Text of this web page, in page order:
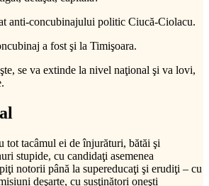
anti-concubinajului politic Ciucă-Ciolacu.
a fost şi la Timişoara.
se va extinde la nivel naţional şi va lovi,
tot tacâmul ei de înjurături, bătăi şi
stupide, cu candidaţi asemenea
notorii până la supereducaţi şi erudiţi – cu
deşarte, cu susţinători oneşti